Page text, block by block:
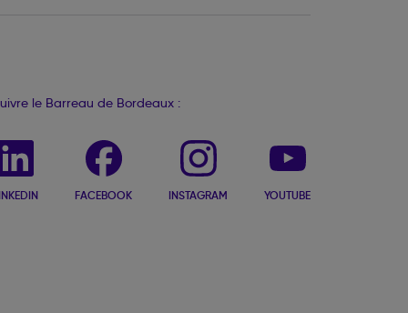
le Barreau de Bordeaux :
FACEBOOK INSTAGRAM YOUTUBE